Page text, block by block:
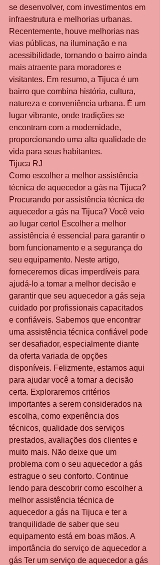
se desenvolver, com investimentos em
infraestrutura e melhorias urbanas.
Recentemente, houve melhorias nas
vias públicas, na iluminação e na
acessibilidade, tornando o bairro ainda
mais atraente para moradores e
visitantes. Em resumo, a Tijuca é um
bairro que combina história, cultura,
natureza e conveniência urbana. É um
lugar vibrante, onde tradições se
encontram com a modernidade,
proporcionando uma alta qualidade de
vida para seus habitantes.
Tijuca RJ
Como escolher a melhor assistência
técnica de aquecedor a gás na Tijuca?
Procurando por assistência técnica de
aquecedor a gás na Tijuca? Você veio
ao lugar certo! Escolher a melhor
assistência é essencial para garantir o
bom funcionamento e a segurança do
seu equipamento. Neste artigo,
forneceremos dicas imperdíveis para
ajudá-lo a tomar a melhor decisão e
garantir que seu aquecedor a gás seja
cuidado por profissionais capacitados
e confiáveis. Sabemos que encontrar
uma assistência técnica confiável pode
ser desafiador, especialmente diante
da oferta variada de opções
disponíveis. Felizmente, estamos aqui
para ajudar você a tomar a decisão
certa. Exploraremos critérios
importantes a serem considerados na
escolha, como experiência dos
técnicos, qualidade dos serviços
prestados, avaliações dos clientes e
muito mais. Não deixe que um
problema com o seu aquecedor a gás
estrague o seu conforto. Continue
lendo para descobrir como escolher a
melhor assistência técnica de
aquecedor a gás na Tijuca e ter a
tranquilidade de saber que seu
equipamento está em boas mãos. A
importância do serviço de aquecedor a
gás Ter um serviço de aquecedor a gás